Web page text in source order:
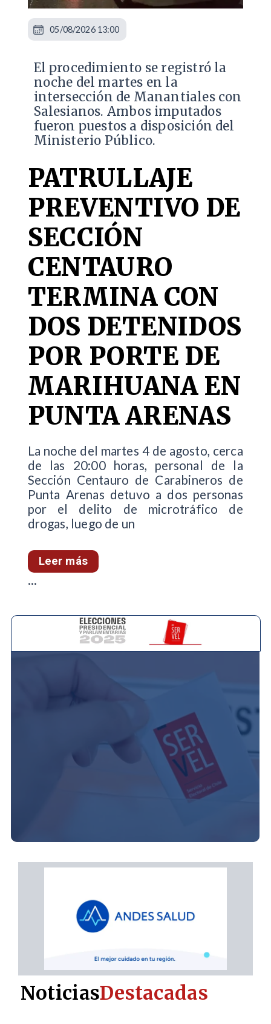
​El procedimiento se registró la
noche del martes en la
intersección de Manantiales con
Salesianos. Ambos imputados
fueron puestos a disposición del
Ministerio Público.
PATRULLAJE
PREVENTIVO DE
SECCIÓN
CENTAURO
TERMINA CON
DOS DETENIDOS
POR PORTE DE
MARIHUANA EN
PUNTA ARENAS
La noche del martes 4 de agosto, cerca
de las 20:00 horas, personal de la
Sección Centauro de Carabineros de
Punta Arenas detuvo a dos personas
por el delito de microtráfico de
drogas, luego de un
Leer más
05/08/2026 13:00
...
NoticiasDestacadas